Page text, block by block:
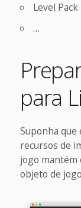
Level Pack
…
para
Suponha que
recursos de
jogo mantém
objeto de